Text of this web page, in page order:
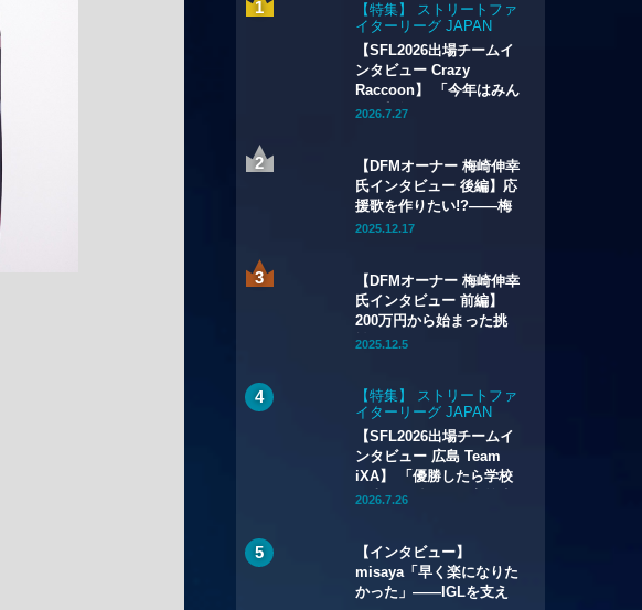
【特集】 ストリートファ
イターリーグ JAPAN
2026
【SFL2026出場チームイ
ンタビュー Crazy
Raccoon】 「今年はみん
な“毛並みがいい”」 どぐ
優勝のカギとは
2026.7.27
【DFMオーナー 梅崎伸幸
氏インタビュー 後編】応
援歌を作りたい!?——梅
崎ismが描く、次世代へ
2025.12.17
【DFMオーナー 梅崎伸幸
氏インタビュー 前編】
200万円から始まった挑
戦——DetonatioN
2025.12.5
【特集】 ストリートファ
イターリーグ JAPAN
2026
【SFL2026出場チームイ
ンタビュー 広島 Team
iXA】 「優勝したら学校
に上りを貼ろう」高校生
2026.7.26
【インタビュー】
misaya「早く楽になりた
かった」——IGLを支え